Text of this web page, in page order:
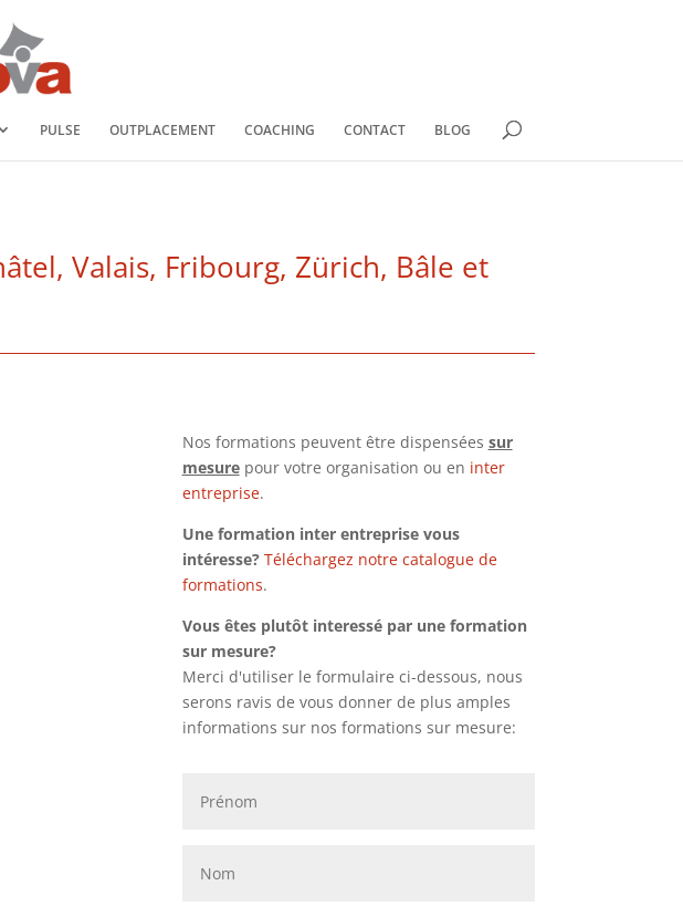
PULSE OUTPLACEMENT COACHING CONTACT BLOG
Valais, Fribourg, Zürich, Bâle et
Nos formations peuvent être dispensées sur
mesurepour votre organisation ou en inter
entreprise.
Une formation inter entreprise vous
intéresse? Téléchargez notre catalogue de
formations.
Vous êtes plutôt interessé par une formation
sur mesure?
Merci d'utiliser le formulaire ci-dessous, nous
serons ravis de vous donner de plus amples
informations sur nos formations sur mesure: